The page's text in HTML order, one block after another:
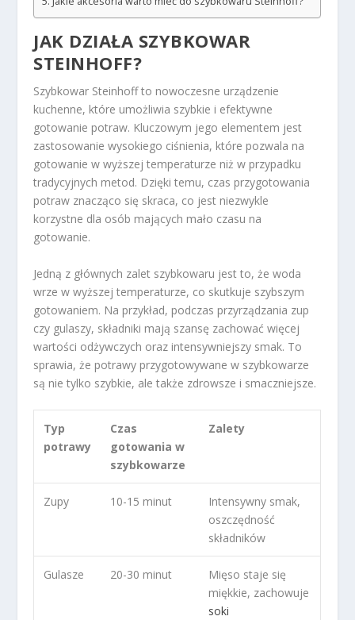
JAK DZIAŁA SZYBKOWAR
STEINHOFF?
Szybkowar Steinhoff to nowoczesne urządzenie
kuchenne, które umożliwia szybkie i efektywne
gotowanie potraw. Kluczowym jego elementem jest
zastosowanie wysokiego ciśnienia, które pozwala na
gotowanie w wyższej temperaturze niż w przypadku
tradycyjnych metod. Dzięki temu, czas przygotowania
potraw znacząco się skraca, co jest niezwykle
korzystne dla osób mających mało czasu na
gotowanie.
Jedną z głównych zalet szybkowaru jest to, że woda
wrze w wyższej temperaturze, co skutkuje szybszym
gotowaniem. Na przykład, podczas przyrządzania zup
czy gulaszy, składniki mają szansę zachować więcej
wartości odżywczych oraz intensywniejszy smak. To
sprawia, że potrawy przygotowywane w szybkowarze
są nie tylko szybkie, ale także zdrowsze i smaczniejsze.
Typ
potrawy
Czas
gotowania w
szybkowarze
Zalety
Zupy 10-15 minut
Intensywny smak,
oszczędność
składników
Gulasze 20-30 minut
Mięso staje się
miękkie, zachowuje
soki